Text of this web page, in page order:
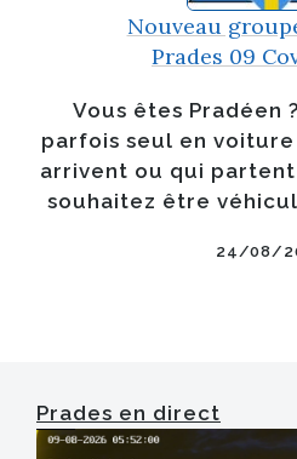
Nouveau
Prades 09
Vous êtes Pradéen
parfois seul en
arrivent ou qui
souhaitez être
24/08/
Prades en direct